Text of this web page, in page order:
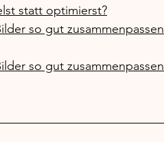
statt optimierst?
so gut zusammenpassen
so gut zusammenpassen